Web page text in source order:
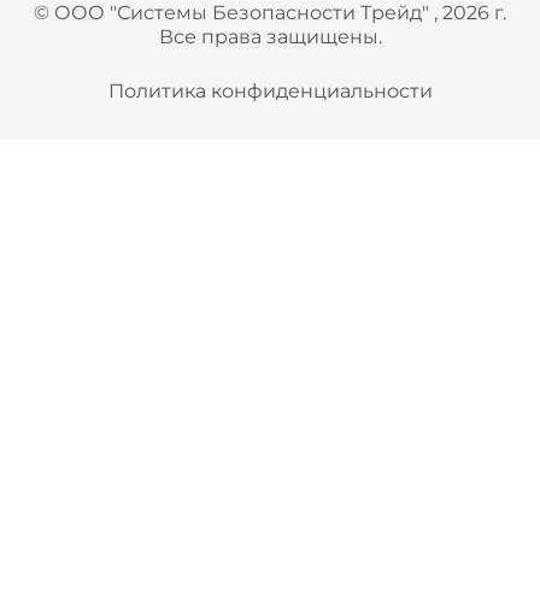
© ООО "Системы Безопасности Трейд" , 2026 г.
Все права защищены.
Политика конфиденциальности